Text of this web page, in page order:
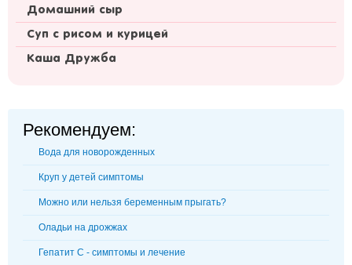
Домашний сыр
Суп с рисом и курицей
Каша Дружба
Рекомендуем:
Вода для новорожденных
Круп у детей симптомы
Можно или нельзя беременным прыгать?
Оладьи на дрожжах
Гепатит С - симптомы и лечение